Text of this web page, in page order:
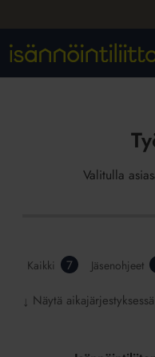
Valitulla
Kaikki 7 Jäsenohjeet
↓ Näytä aikajärjestyksessä